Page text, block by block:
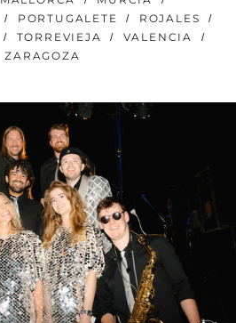
PORTUGALETE
ROJALES
TORREVIEJA
VALENCIA
ZARAGOZA